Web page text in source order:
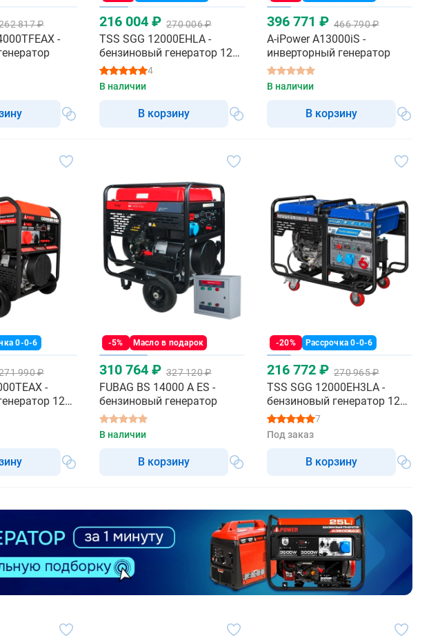
817 ₽
-
216 004 ₽ 270 006 ₽
TSS SGG 12000EHLA -
бензиновый генератор 12
квт
4
В наличии
В корзину
396 771 ₽ 466 790 ₽
A-iPower A13000iS -
инверторный генератор
В наличии
В корзину
0-0-6
990 ₽
-
12
-5% Масло в подарок
310 764 ₽ 327 120 ₽
FUBAG BS 14000 A ES -
бензиновый генератор
В наличии
В корзину
-20% Рассрочка 0-0-6
216 772 ₽ 270 965 ₽
TSS SGG 12000EH3LA -
бензиновый генератор 12
квт
7
Под заказ
В корзину